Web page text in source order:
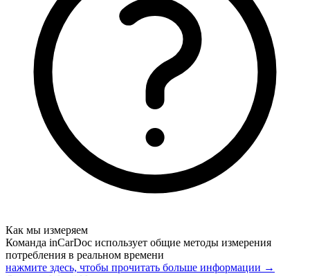
Как мы измеряем
Команда inCarDoc использует общие методы измерения
потребления в реальном времени
нажмите здесь, чтобы прочитать больше информации →